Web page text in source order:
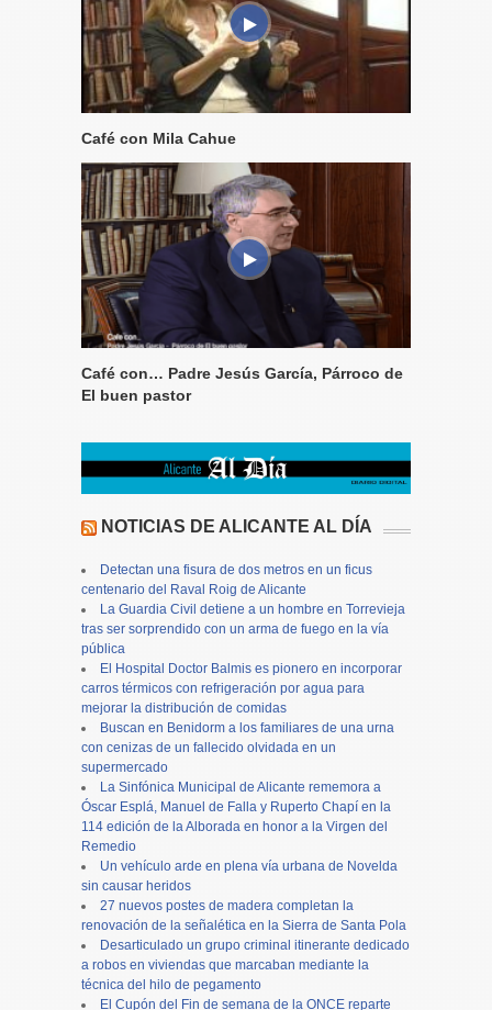
Café con Mila Cahue
Café con… Padre Jesús García, Párroco de
El buen pastor
NOTICIAS DE ALICANTE AL DÍA
Detectan una fisura de dos metros en un ficus
centenario del Raval Roig de Alicante
La Guardia Civil detiene a un hombre en Torrevieja
tras ser sorprendido con un arma de fuego en la vía
pública
El Hospital Doctor Balmis es pionero en incorporar
carros térmicos con refrigeración por agua para
mejorar la distribución de comidas
Buscan en Benidorm a los familiares de una urna
con cenizas de un fallecido olvidada en un
supermercado
La Sinfónica Municipal de Alicante rememora a
Óscar Esplá, Manuel de Falla y Ruperto Chapí en la
114 edición de la Alborada en honor a la Virgen del
Remedio
Un vehículo arde en plena vía urbana de Novelda
sin causar heridos
27 nuevos postes de madera completan la
renovación de la señalética en la Sierra de Santa Pola
Desarticulado un grupo criminal itinerante dedicado
a robos en viviendas que marcaban mediante la
técnica del hilo de pegamento
El Cupón del Fin de semana de la ONCE reparte